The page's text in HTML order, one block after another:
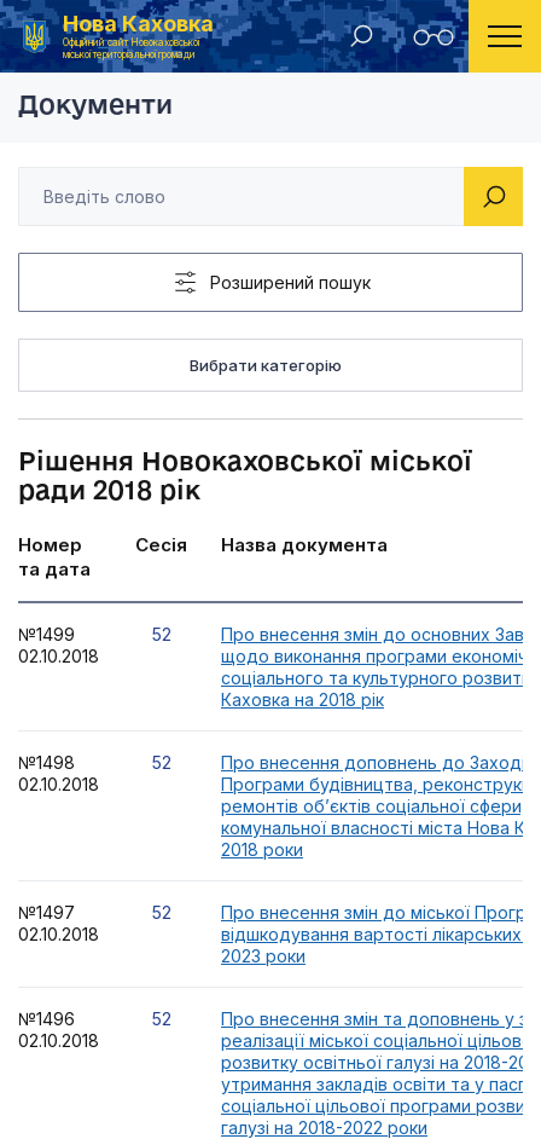
Нова Каховка
Офіційний сайт Новокаховської
міської територіальної громади
Головна Рішення Новокаховської міської ради 2018 рік
Документи
Розширений пошук
Вибрати категорію
Рішення Новокаховської міської
ради 2018 рік
Номер
та дата
Сесія Назва документа
№1499
02.10.2018
52
Про внесення змін до основних
щодо виконання програми
соціального та культурного
Каховка на 2018 рік
№1498
02.10.2018
52
Про внесення доповнень до Заходів
Програми будівництва,
ремонтів об’єктів соціальної сфери,
комунальної власності міста Нова
2018 роки
№1497
02.10.2018
52
Про внесення змін до міської
відшкодування вартості лікарських
2023 роки
№1496
02.10.2018
52
Про внесення змін та доповнень у
реалізації міської соціальної
розвитку освітньої галузі на 2018-
утримання закладів освіти та у
соціальної цільової програми
галузі на 2018-2022 роки